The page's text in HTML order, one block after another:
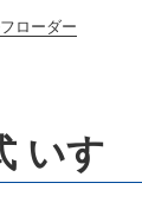
ローダー
い